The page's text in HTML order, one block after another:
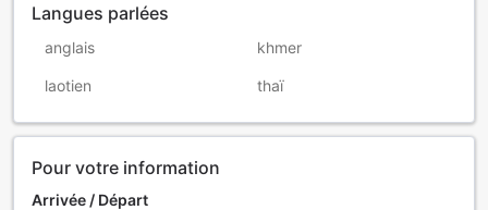
Langues parlées
anglais khmer
laotien thaï
Pour votre information
Arrivée / Départ